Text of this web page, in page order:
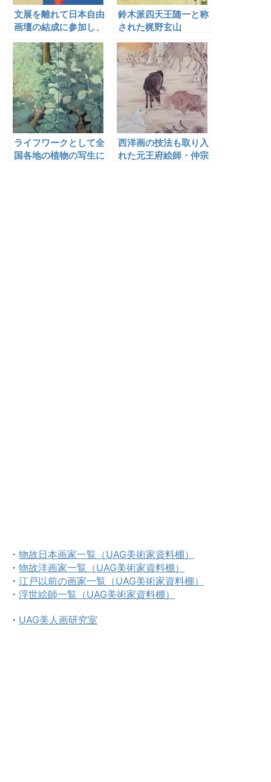
文展を離れて日本自由
画壇の結成に参加し、
女性像を中心に自由な
表現を試みた広田百豊
鈴木派四天王随一と称
された梶野玄山
ライフワークとして全
国各地の植物の写生に
西洋画の技法も取り入
れた元王府絵師・仲宗
・ 物故日本画家一覧（UAG美術家資料棚）
・ 物故洋画家一覧（UAG美術家資料棚）
・ 江戸以前の画家一覧（UAG美術家資料棚）
・ 浮世絵師一覧（UAG美術家資料棚）
・ UAG美人画研究室